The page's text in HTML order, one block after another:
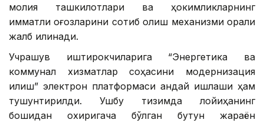
молия ташкилотлари ва ҳокимликларнинг
қимматли қоғозларини сотиб олиш механизми орқали
жалб қилинади.
Учрашув иштирокчиларига “Энергетика ва
коммунал хизматлар соҳасини модернизация
қилиш” электрон платформаси қандай ишлаши ҳам
тушунтирилди. Ушбу тизимда лойиҳанинг
бошидан охиригача бўлган бутун жараён